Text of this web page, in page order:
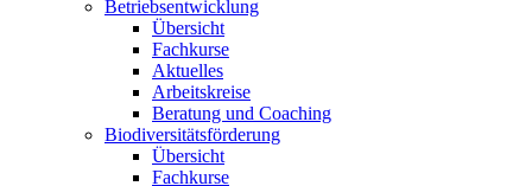
Betriebsentwicklung
Übersicht
Fachkurse
Aktuelles
Arbeitskreise
Beratung und Coaching
Biodiversitätsförderung
Übersicht
Fachkurse